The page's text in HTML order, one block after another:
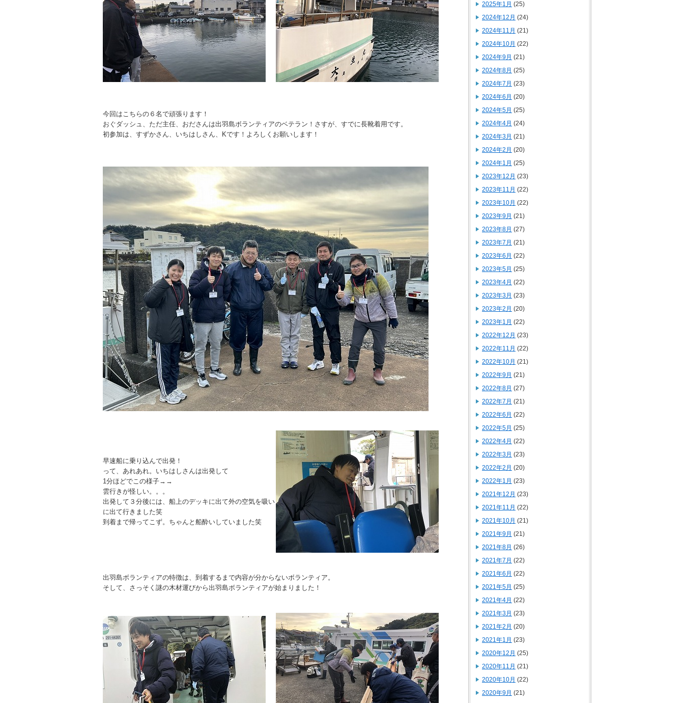
今回はこちらの６名で頑張ります！
おぐダッシュ、ただ主任、おださんは出羽島ボランティアのベテラン！さすが、すでに長靴着用です。
初参加は、すずかさん、いちはしさん、Kです！よろしくお願いします！
早速船に乗り込んで出発！
って、あれあれ。いちはしさんは出発して
1分ほどでこの様子→→
雲行きが怪しい。。。
出発して３分後には、船上のデッキに出て外の空気を吸い
に出て行きました笑
到着まで帰ってこず。ちゃんと船酔いしていました笑
出羽島ボランティアの特徴は、到着するまで内容が分からないボランティア。
そして、さっそく謎の木材運びから出羽島ボランティアが始まりました！
2025年1月 (25)
2024年12月 (24)
2024年11月 (21)
2024年10月 (22)
2024年9月 (21)
2024年8月 (25)
2024年7月 (23)
2024年6月 (20)
2024年5月 (25)
2024年4月 (24)
2024年3月 (21)
2024年2月 (20)
2024年1月 (25)
2023年12月 (23)
2023年11月 (22)
2023年10月 (22)
2023年9月 (21)
2023年8月 (27)
2023年7月 (21)
2023年6月 (22)
2023年5月 (25)
2023年4月 (22)
2023年3月 (23)
2023年2月 (20)
2023年1月 (22)
2022年12月 (23)
2022年11月 (22)
2022年10月 (21)
2022年9月 (21)
2022年8月 (27)
2022年7月 (21)
2022年6月 (22)
2022年5月 (25)
2022年4月 (22)
2022年3月 (23)
2022年2月 (20)
2022年1月 (23)
2021年12月 (23)
2021年11月 (22)
2021年10月 (21)
2021年9月 (21)
2021年8月 (26)
2021年7月 (22)
2021年6月 (22)
2021年5月 (25)
2021年4月 (22)
2021年3月 (23)
2021年2月 (20)
2021年1月 (23)
2020年12月 (25)
2020年11月 (21)
2020年10月 (22)
2020年9月 (21)